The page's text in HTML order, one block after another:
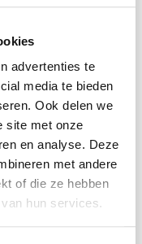
advertenties te
media te bieden
Ook delen we
site met onze
en analyse. Deze
met andere
of die ze hebben
hun services.
avez des questions!
DROPS
-----
cm de diamètre.
cm de diamètre.